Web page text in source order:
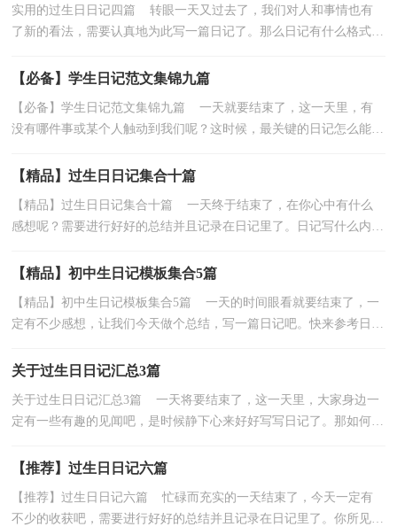
实用的过生日日记四篇 转眼一天又过去了，我们对人和事情也有
了新的看法，需要认真地为此写一篇日记了。那么日记有什么格式
【必备】学生日记范文集锦九篇
【必备】学生日记范文集锦九篇 一天就要结束了，这一天里，有
没有哪件事或某个人触动到我们呢？这时候，最关键的日记怎么能落
【精品】过生日日记集合十篇
【精品】过生日日记集合十篇 一天终于结束了，在你心中有什么
感想呢？需要进行好好的总结并且记录在日记里了。日记写什么内容
【精品】初中生日记模板集合5篇
【精品】初中生日记模板集合5篇 一天的时间眼看就要结束了，一
定有不少感想，让我们今天做个总结，写一篇日记吧。快来参考日记
关于过生日日记汇总3篇
关于过生日日记汇总3篇 一天将要结束了，这一天里，大家身边一
定有一些有趣的见闻吧，是时候静下心来好好写写日记了。那如何写
【推荐】过生日日记六篇
【推荐】过生日日记六篇 忙碌而充实的一天结束了，今天一定有
不少的收获吧，需要进行好好的总结并且记录在日记里了。你所见过